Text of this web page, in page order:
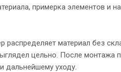
примерка элементов и
распределяет материал без
цельно. После монтажа
дальнейшему уходу.